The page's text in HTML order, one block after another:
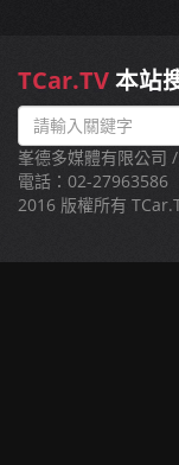
TCar.TV本站
峯德多媒體有限公司
電話：02-27963586
2016 版權所有